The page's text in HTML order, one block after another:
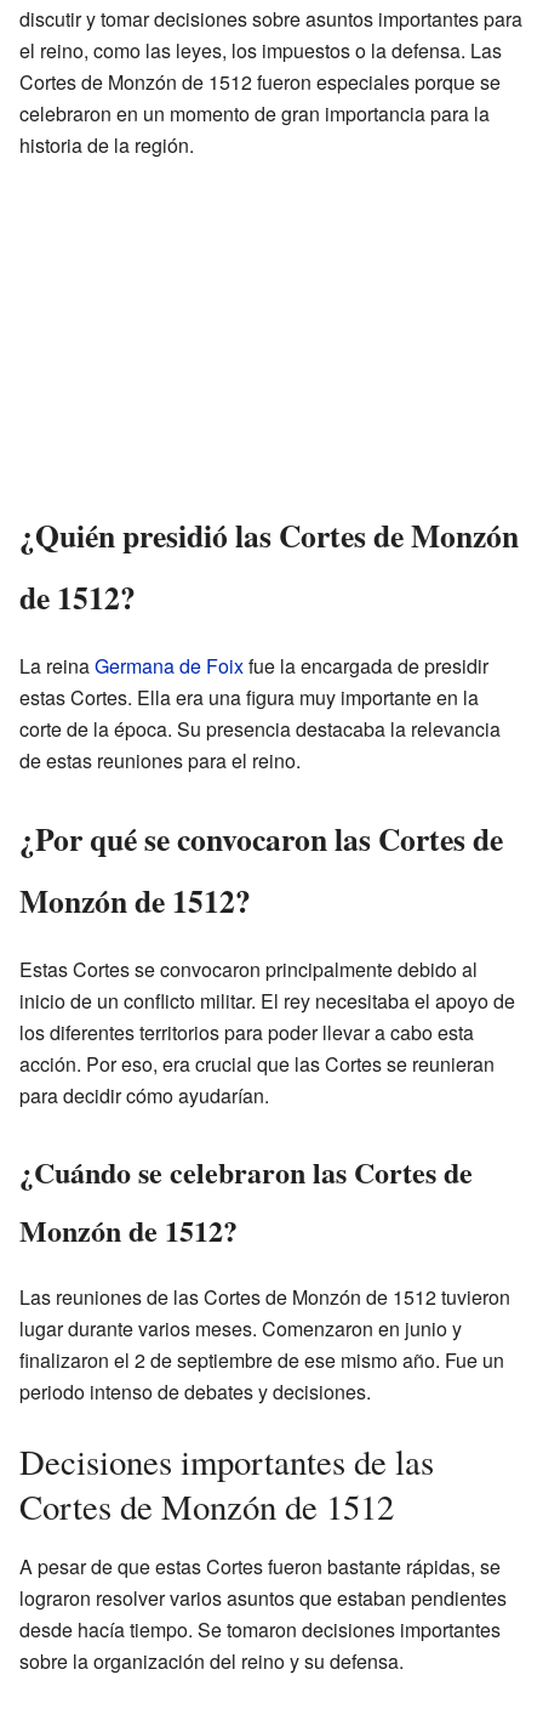
discutir y tomar decisiones sobre asuntos importantes para
el reino, como las leyes, los impuestos o la defensa. Las
Cortes de Monzón de 1512 fueron especiales porque se
celebraron en un momento de gran importancia para la
historia de la región.
¿Quién presidió las Cortes de Monzón
de 1512?
La reinaGermana de Foixfue la encargada de presidir
estas Cortes. Ella era una figura muy importante en la
corte de la época. Su presencia destacaba la relevancia
de estas reuniones para el reino.
¿Por qué se convocaron las Cortes de
Monzón de 1512?
Estas Cortes se convocaron principalmente debido al
inicio de un conflicto militar. El rey necesitaba el apoyo de
los diferentes territorios para poder llevar a cabo esta
acción. Por eso, era crucial que las Cortes se reunieran
para decidir cómo ayudarían.
¿Cuándo se celebraron las Cortes de
Monzón de 1512?
Las reuniones de las Cortes de Monzón de 1512 tuvieron
lugar durante varios meses. Comenzaron en junio y
finalizaron el 2 de septiembre de ese mismo año. Fue un
periodo intenso de debates y decisiones.
Decisiones importantes de las
Cortes de Monzón de 1512
A pesar de que estas Cortes fueron bastante rápidas, se
lograron resolver varios asuntos que estaban pendientes
desde hacía tiempo. Se tomaron decisiones importantes
sobre la organización del reino y su defensa.